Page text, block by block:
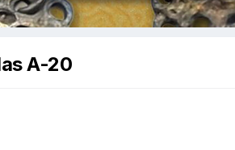
A-20